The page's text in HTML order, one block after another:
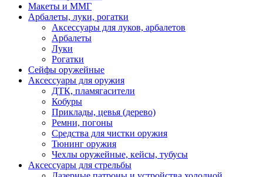
Макеты и ММГ
Арбалеты, луки, рогатки
Аксессуары для луков, арбалетов
Арбалеты
Луки
Рогатки
Сейфы оружейные
Аксессуары для оружия
ДТК, пламягасители
Кобуры
Приклады, цевья (дерево)
Ремни, погоны
Средства для чистки оружия
Тюнинг оружия
Чехлы оружейные, кейсы, тубусы
Аксессуары для стрельбы